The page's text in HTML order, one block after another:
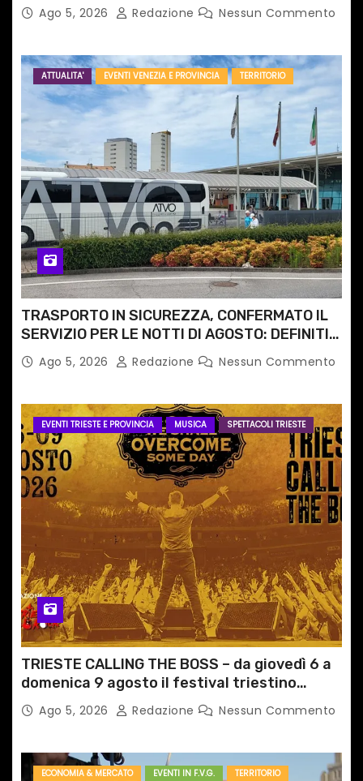
Ago 5, 2026 Redazione Nessun Commento
ATTUALITA' EVENTI VENEZIA E PROVINCIA TERRITORIO
TRASPORTO IN SICUREZZA, CONFERMATO IL
SERVIZIO PER LE NOTTI DI AGOSTO: DEFINITI
PERCORSI, FERMATE E ORARIO
Ago 5, 2026 Redazione Nessun Commento
EVENTI TRIESTE E PROVINCIA MUSICA SPETTACOLI TRIESTE
TRIESTE CALLING THE BOSS – da giovedì 6 a
domenica 9 agosto il festival triestino
dedicato a Springsteen
Ago 5, 2026 Redazione Nessun Commento
ECONOMIA & MERCATO EVENTI IN F.V.G. TERRITORIO